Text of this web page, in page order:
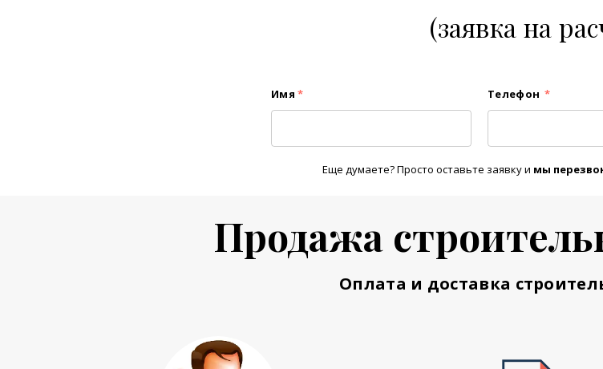
(заявка на
Имя * Телефон *
Еще думаете? Просто оставьте заявку и мы
Продажа
Оплата и доставка